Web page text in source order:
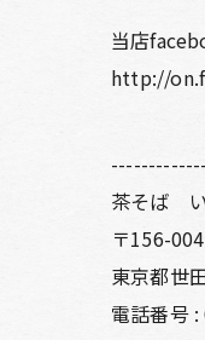
当店
http://
茶そば
〒156-
東京都世
電話番号